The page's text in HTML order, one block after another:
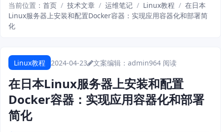
当前位置： 首页 / 技术文章 / 运维笔记 / Linux教程 / 在日本
Linux服务器上安装和配置Docker容器：实现应用容器化和部署简
化
Linux教程 2024-04-23 文案编辑：admin964 阅读
在日本Linux服务器上安装和配置
Docker容器：实现应用容器化和部署
简化